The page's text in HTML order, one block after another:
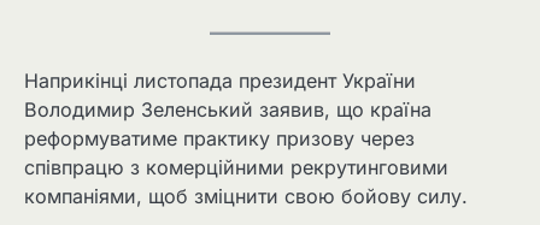
Наприкінці листопада президент України
Володимир Зеленський заявив, що країна
реформуватиме практику призову через
співпрацю з комерційними рекрутинговими
компаніями, щоб зміцнити свою бойову силу.